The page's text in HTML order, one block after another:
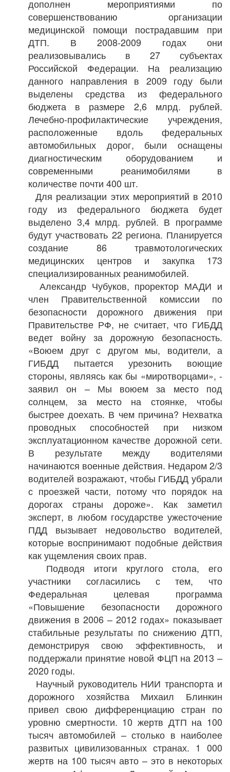
дополнен мероприятиями по
совершенствованию организации
медицинской помощи пострадавшим при
ДТП. В 2008-2009 годах они
реализовывались в 27 субъектах
Российской Федерации. На реализацию
данного направления в 2009 году были
выделены средства из федерального
бюджета в размере 2,6 млрд. рублей.
Лечебно-профилактические учреждения,
расположенные вдоль федеральных
автомобильных дорог, были оснащены
диагностическим оборудованием и
современными реанимобилями в
количестве почти 400 шт.
Для реализации этих мероприятий в 2010
году из федерального бюджета будет
выделено 3,4 млрд. рублей. В программе
будут участвовать 22 региона. Планируется
создание 86 травмотологических
медицинских центров и закупка 173
специализированных реанимобилей.
Александр Чубуков, проректор МАДИ и
член Правительственной комиссии по
безопасности дорожного движения при
Правительстве РФ, не считает, что ГИБДД
ведет войну за дорожную безопасность.
«Воюем друг с другом мы, водители, а
ГИБДД пытается урезонить воющие
стороны, являясь как бы «миротворцами», -
заявил он – Мы воюем за место под
солнцем, за место на стоянке, чтобы
быстрее доехать. В чем причина? Нехватка
проводных способностей при низком
эксплуатационном качестве дорожной сети.
В результате между водителями
начинаются военные действия. Недаром 2/3
водителей возражают, чтобы ГИБДД убрали
с проезжей части, потому что порядок на
дорогах страны дороже». Как заметил
эксперт, в любом государстве ужесточение
ПДД вызывает недовольство водителей,
которые воспринимают подобные действия
как ущемления своих прав.
Подводя итоги круглого стола, его
участники согласились с тем, что
Федеральная целевая программа
«Повышение безопасности дорожного
движения в 2006 – 2012 годах» показывает
стабильные результаты по снижению ДТП,
демонстрируя свою эффективность, и
поддержали принятие новой ФЦП на 2013 –
2020 годы.
Научный руководитель НИИ транспорта и
дорожного хозяйства Михаил Блинкин
привел свою дифференциацию стран по
уровню смертности. 10 жертв ДТП на 100
тысяч автомобилей – столько в наиболее
развитых цивилизованных странах. 1 000
жертв на 100 тысяч авто – это в некоторых